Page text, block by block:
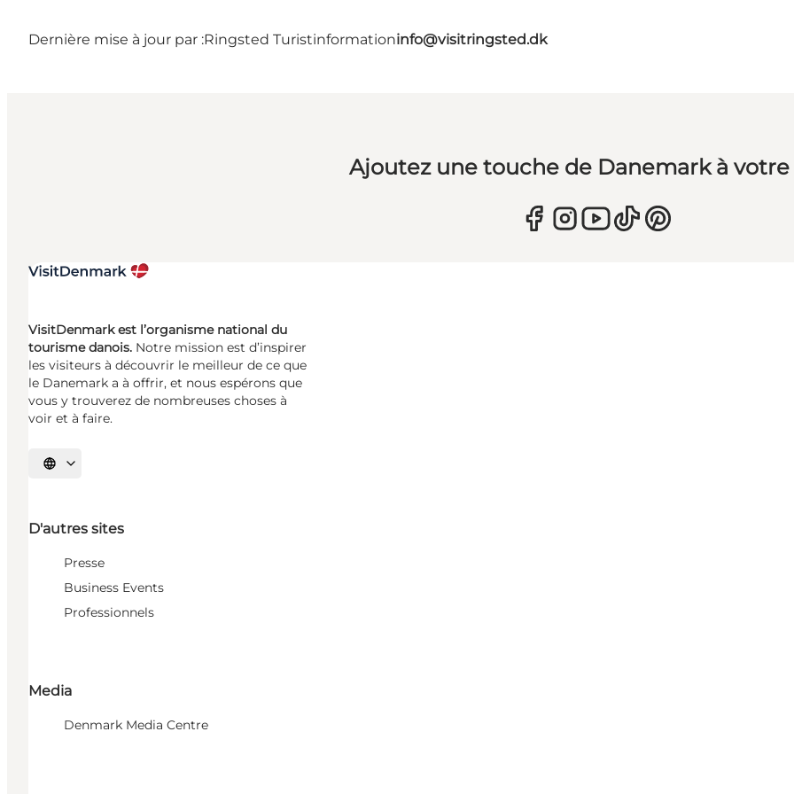
Dernière mise à jour par :Ringsted Turistinformationinfo@visitringsted.dk
Ajoutez une touche de Danemark à
VisitDenmark est l’organisme national du
tourisme danois. Notre mission est d’inspirer
les visiteurs à découvrir le meilleur de ce que
le Danemark a à offrir, et nous espérons que
vous y trouverez de nombreuses choses à
voir et à faire.
Choisissez la langue
D'autres sites
Presse
Business Events
Professionnels
Media
Denmark Media Centre